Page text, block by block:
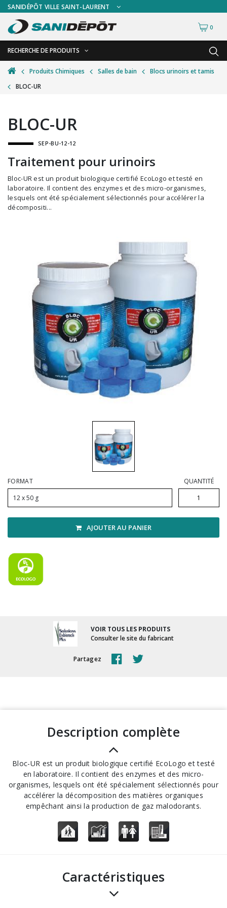
SANIDÉPÔT VILLE SAINT-LAURENT
0
RECHERCHE DE PRODUITS
RETOUR
Accessoires de sécurité
Accessoires pour le lavage de mur
Accessoires pour salles de bain
Alimentaire
Autres accessoires
Balais et porte-poussières
Distributrices et supports
Grattoirs, moutons et racloirs pour vitres/planchers
Guenilles et éponges
Hygiène personnelle
Microfibres et linges divers
Poubelles
Vadrouilles, manches et cadres
RETOUR
Gants
Plexiglas
Signalisations
Test de diagnostic
Thermomètre
Vêtements de sécurité
Produits Chimiques Salles de bain
Blocs urinoirs et tamis
BLOC-UR
BLOC-UR
SEP-BU-12-12
Traitement pour urinoirs
Bloc-UR est un produit biologique certifié EcoLogo et testé en
laboratoire. Il contient des enzymes et des micro-organismes,
lesquels ont été spécialement sélectionnés pour accélérer la
décompositi...
FORMAT
12 x 50 g
QUANTITÉ
AJOUTER AU PANIER
VOIR TOUS LES PRODUITS
Consulter le site du fabricant
Partagez
description complète
Bloc-UR est un produit biologique certifié EcoLogo et testé
en laboratoire. Il contient des enzymes et des micro-
organismes, lesquels ont été spécialement sélectionnés pour
accélérer la décomposition des matières organiques
empêchant ainsi la production de gaz malodorants.
Caractéristiques